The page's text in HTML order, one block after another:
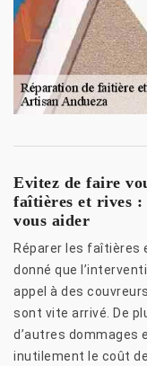
Evitez de faire
faîtières et rives :
vous aider
Réparer les faîtières
donné que
appel à des
sont vite arrivé. De
d’autres dommages
inutilement le coût